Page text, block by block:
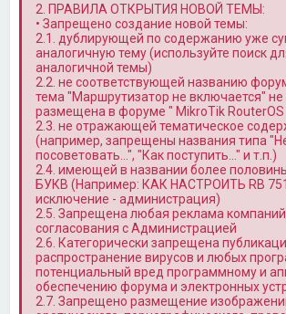
2. ПРАВИЛА ОТКРЫТИЯ НОВОЙ ТЕМЫ:
• Запрещено создание новой темы:
2.1. дублирующей по содержанию уже
аналогичную тему (используйте поиск
аналогичной темы)
2.2. не соответствующей названию
тема "Маршрутизатор не включается"
размещена в форуме " MikroTik RouterOS
2.3. не отражающей тематическое
(например, запрещены названия типа
посоветовать…", "Как поступить…" и т.п.)
2.4. имеющей в названии более
БУКВ (Например: КАК НАСТРОИТЬ RB
исключение - администрация)
2.5. Запрещена любая реклама компаний
согласования с Администрацией
2.6. Категорически запрещена
распространение вирусов и любых
потенциальный вред программному и
обеспечению форума и электронных
2.7. Запрещено размещение